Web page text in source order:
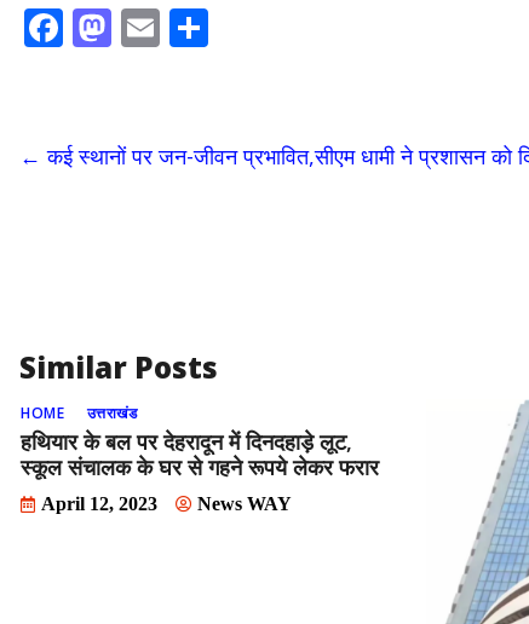
F
b
o
M
d
o
E
l e
← कई स्थानों पर जन-जीवन प्रभावित,सीएम धामी ने प्रशासन को
Similar Posts
HOME उत्तराखंड
हथियार के बल पर देहरादून में दिनदहाड़े लूट,
स्कूल संचालक के घर से गहने रूपये लेकर फरार
April 12, 2023 News WAY